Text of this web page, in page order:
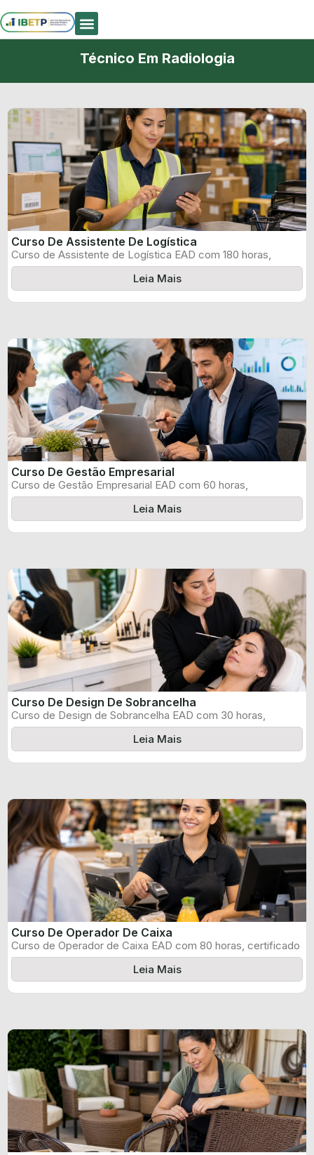
Técnico Em Radiologia
Curso De Assistente De Logística
Curso de Assistente de Logística EAD com 180 horas,
certificado informado pelo produtor ...
Leia Mais
Curso De Gestão Empresarial
Curso de Gestão Empresarial EAD com 60 horas,
certificado informado pelo produtor e ...
Leia Mais
Curso De Design De Sobrancelha
Curso de Design de Sobrancelha EAD com 30 horas,
certificado informado pelo produtor ...
Leia Mais
Curso De Operador De Caixa
Curso de Operador de Caixa EAD com 80 horas, certificado
informado pelo produtor ...
Leia Mais